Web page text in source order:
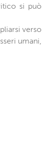
si può
verso
umani,